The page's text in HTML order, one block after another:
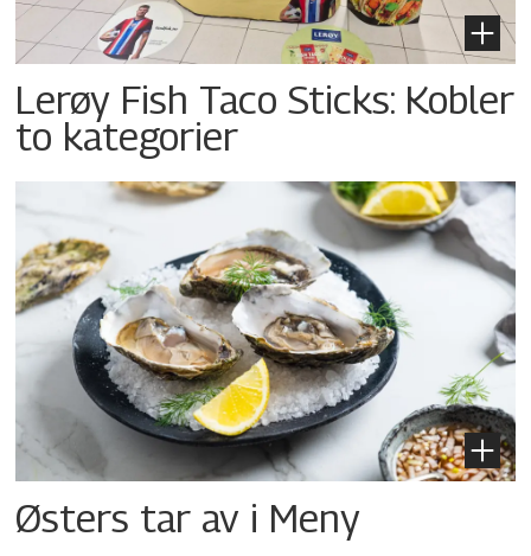
Lerøy Fish Taco Sticks: Kobler
to kategorier
Østers tar av i Meny